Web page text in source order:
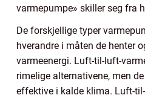
varmepumpe» skiller seg fra
De forskjellige typer
hverandre i måten de henter
varmeenergi. Luft-til-luft-
rimelige alternativene, men
effektive i kalde klima. Luft-